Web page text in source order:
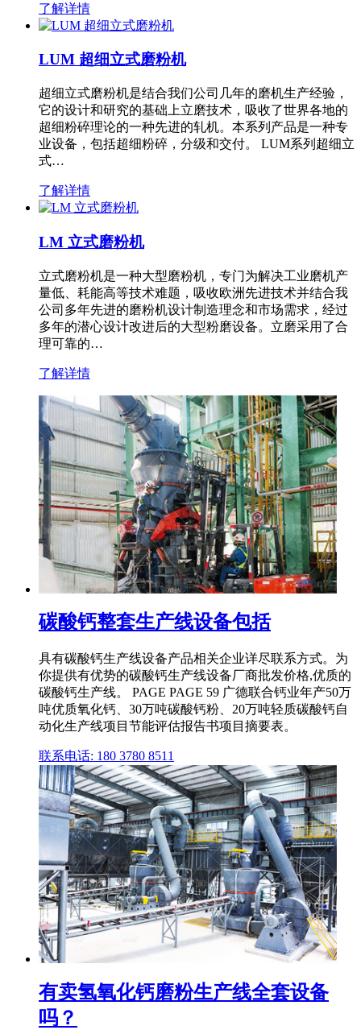
了解详情
LUM 超细立式磨粉机
超细立式磨粉机是结合我们公司几年的磨机生产经验，
它的设计和研究的基础上立磨技术，吸收了世界各地的
超细粉碎理论的一种先进的轧机。本系列产品是一种专
业设备，包括超细粉碎，分级和交付。 LUM系列超细立
式…
了解详情
LM 立式磨粉机
立式磨粉机是一种大型磨粉机，专门为解决工业磨机产
量低、耗能高等技术难题，吸收欧洲先进技术并结合我
公司多年先进的磨粉机设计制造理念和市场需求，经过
多年的潜心设计改进后的大型粉磨设备。立磨采用了合
理可靠的…
了解详情
碳酸钙整套生产线设备包括
具有碳酸钙生产线设备产品相关企业详尽联系方式。为
你提供有优势的碳酸钙生产线设备厂商批发价格,优质的
碳酸钙生产线。 PAGE PAGE 59 广德联合钙业年产50万
吨优质氧化钙、30万吨碳酸钙粉、20万吨轻质碳酸钙自
动化生产线项目节能评估报告书项目摘要表。
联系电话: 180 3780 8511
有卖氢氧化钙磨粉生产线全套设备
吗？